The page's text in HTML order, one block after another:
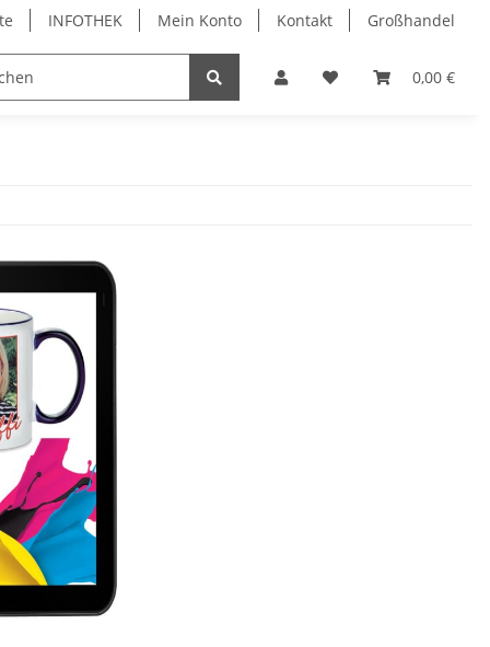
INFOTHEK Mein Konto Kontakt Großhandel
0,00 €
PVC Kartendrucker & Zubehör TiDis